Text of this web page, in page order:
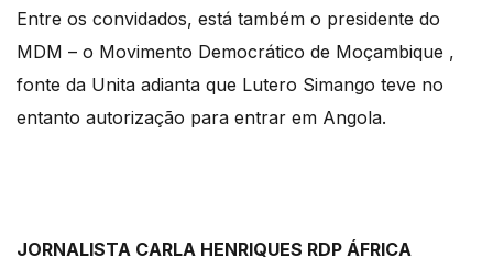
Entre os convidados, está também o presidente do
MDM – o Movimento Democrático de Moçambique ,
fonte da Unita adianta que Lutero Simango teve no
entanto autorização para entrar em Angola.
JORNALISTA CARLA HENRIQUES RDP ÁFRICA